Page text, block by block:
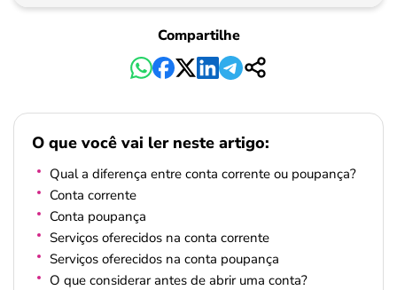
Compartilhe
O que você vai ler neste artigo:
Qual a diferença entre conta corrente ou poupança?
Conta corrente
Conta poupança
Serviços oferecidos na conta corrente
Serviços oferecidos na conta poupança
O que considerar antes de abrir uma conta?